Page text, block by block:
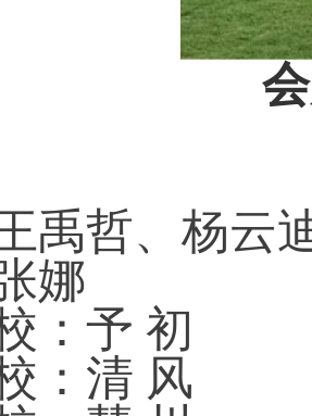
禹哲、杨云
娜
：予 初
：清 风